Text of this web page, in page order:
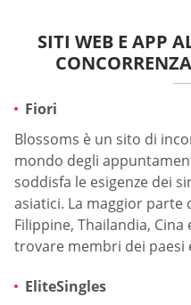
SITI WEB E APP
Fiori
Blossoms è un sito di
mondo degli
soddisfa le esigenze dei
asiatici. La maggior
Filippine, Thailandia,
trovare membri dei paesi
EliteSingles